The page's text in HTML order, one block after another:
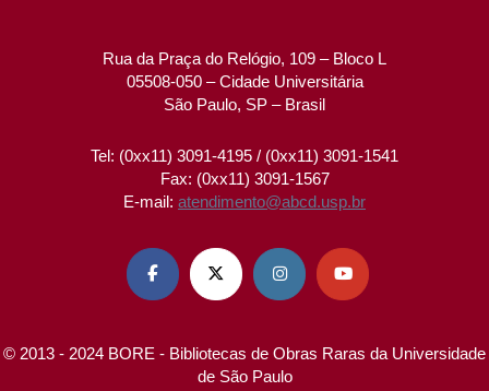
Rua da Praça do Relógio, 109 – Bloco L
05508-050 – Cidade Universitária
São Paulo, SP – Brasil
Tel: (0xx11) 3091-4195 / (0xx11) 3091-1541
Fax: (0xx11) 3091-1567
E-mail: atendimento@abcd.usp.br
   
© 2013 - 2024 BORE - Bibliotecas de Obras Raras da Universidade
de São Paulo